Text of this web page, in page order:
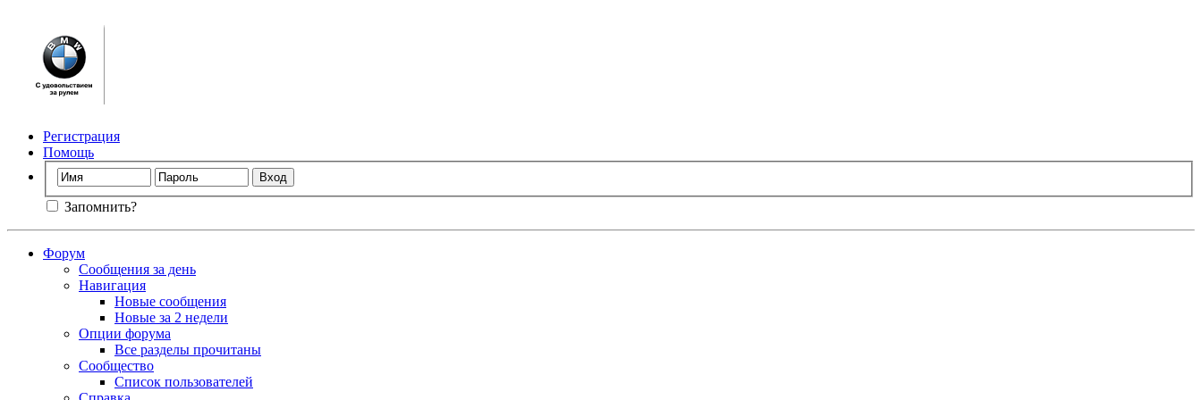
Регистрация
Помощь
Запомнить?
Форум
Сообщения за день
Навигация
Новые сообщения
Новые за 2 недели
Опции форума
Все разделы прочитаны
Сообщество
Список пользователей